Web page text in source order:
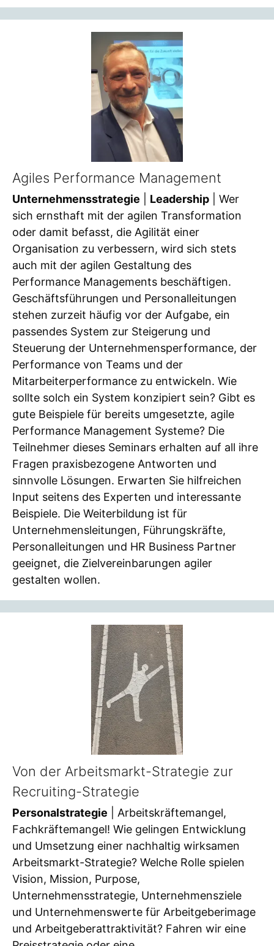
Agiles Performance Management
Unternehmensstrategie Leadership | Wer
sich ernsthaft mit der agilen Transformation
oder damit befasst, die Agilität einer
Organisation zu verbessern, wird sich stets
auch mit der agilen Gestaltung des
Performance Managements beschäftigen.
Geschäftsführungen und Personalleitungen
stehen zurzeit häufig vor der Aufgabe, ein
passendes System zur Steigerung und
Steuerung der Unternehmensperformance, der
Performance von Teams und der
Mitarbeiterperformance zu entwickeln. Wie
sollte solch ein System konzipiert sein? Gibt es
gute Beispiele für bereits umgesetzte, agile
Performance Management Systeme? Die
Teilnehmer dieses Seminars erhalten auf all ihre
Fragen praxisbezogene Antworten und
sinnvolle Lösungen. Erwarten Sie hilfreichen
Input seitens des Experten und interessante
Beispiele. Die Weiterbildung ist für
Unternehmensleitungen, Führungskräfte,
Personalleitungen und HR Business Partner
geeignet, die Zielvereinbarungen agiler
gestalten wollen.
Von der Arbeitsmarkt-Strategie zur
Recruiting-Strategie
Personalstrategie | Arbeitskräftemangel,
Fachkräftemangel! Wie gelingen Entwicklung
und Umsetzung einer nachhaltig wirksamen
Arbeitsmarkt-Strategie? Welche Rolle spielen
Vision, Mission, Purpose,
Unternehmensstrategie, Unternehmensziele
und Unternehmenswerte für Arbeitgeberimage
und Arbeitgeberattraktivität? Fahren wir eine